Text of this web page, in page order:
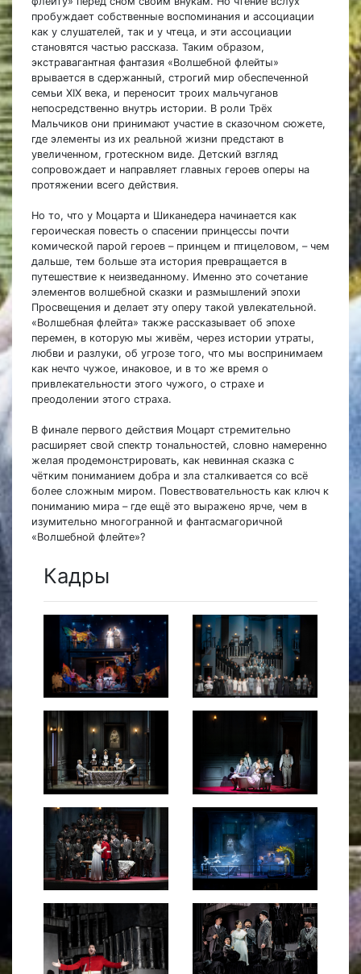
пробуждает собственные воспоминания и ассоциации
как у слушателей, так и у чтеца, и эти ассоциации
становятся частью рассказа. Таким образом,
экстравагантная фантазия «Волшебной флейты»
врывается в сдержанный, строгий мир обеспеченной
семьи XIX века, и переносит троих мальчуганов
непосредственно внутрь истории. В роли Трёх
Мальчиков они принимают участие в сказочном сюжете,
где элементы из их реальной жизни предстают в
увеличенном, гротескном виде. Детский взгляд
сопровождает и направляет главных героев оперы на
протяжении всего действия.
Но то, что у Моцарта и Шиканедера начинается как
героическая повесть о спасении принцессы почти
комической парой героев – принцем и птицеловом, – чем
дальше, тем больше эта история превращается в
путешествие к неизведанному. Именно это сочетание
элементов волшебной сказки и размышлений эпохи
Просвещения и делает эту оперу такой увлекательной.
«Волшебная флейта» также рассказывает об эпохе
перемен, в которую мы живём, через истории утраты,
любви и разлуки, об угрозе того, что мы воспринимаем
как нечто чужое, инаковое, и в то же время о
привлекательности этого чужого, о страхе и
преодолении этого страха.
В финале первого действия Моцарт стремительно
расширяет свой спектр тональностей, словно намеренно
желая продемонстрировать, как невинная сказка с
чётким пониманием добра и зла сталкивается со всё
более сложным миром. Повествовательность как ключ к
пониманию мира – где ещё это выражено ярче, чем в
изумительно многогранной и фантасмагоричной
«Волшебной флейте»?
Кадры